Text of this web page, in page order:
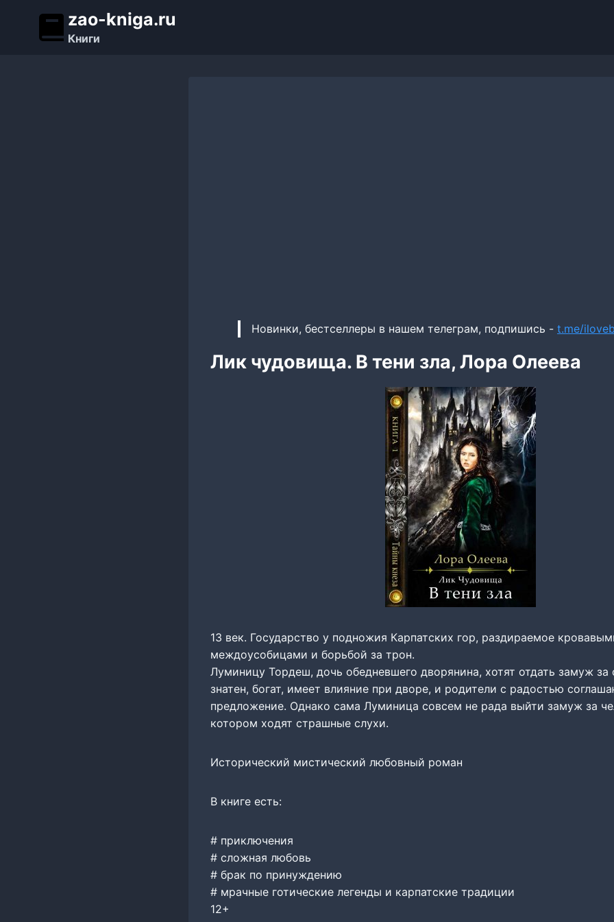
содержимому
zao-kniga.ru
Книги
Новинки, бестселлеры в нашем телеграм, подпишись - t.me/
Лик чудовища. В тени зла, Лора Олеева
13 век. Государство у подножия Карпатских гор, раздираемое
междоусобицами и борьбой за трон.
Луминицу Тордеш, дочь обедневшего дворянина, хотят отдать замуж за
знатен, богат, имеет влияние при дворе, и родители с радостью
предложение. Однако сама Луминица совсем не рада выйти замуж за
котором ходят страшные слухи.
Исторический мистический любовный роман
В книге есть:
# приключения
# сложная любовь
# брак по принуждению
# мрачные готические легенды и карпатские традиции
12+